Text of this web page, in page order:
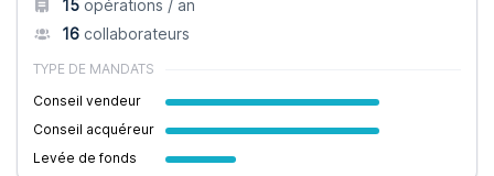
15 opérations / an
16 collaborateurs
TYPE DE MANDATS
Conseil vendeur
Conseil acquéreur
Levée de fonds